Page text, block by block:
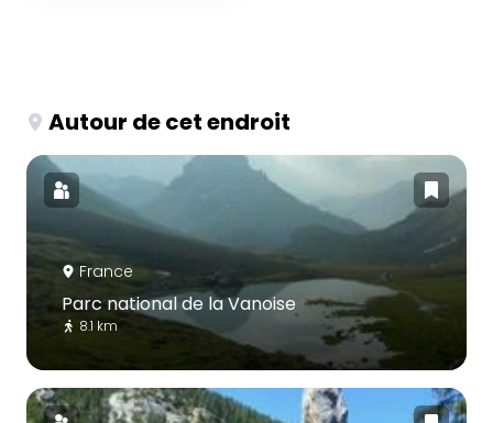
Autour de cet endroit
France
Parc national de la Vanoise
8.1 km